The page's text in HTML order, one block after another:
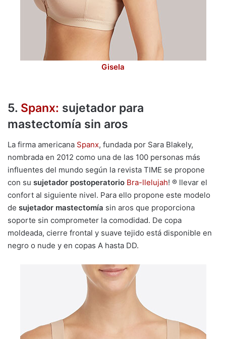
Gisela
5. Spanx: sujetador para
mastectomía sin aros
La firma americana Spanx, fundada por Sara Blakely,
nombrada en 2012 como una de las 100 personas más
influentes del mundo según la revista TIME se propone
con su sujetador postoperatorio Bra-llelujah! ® llevar el
confort al siguiente nivel. Para ello propone este modelo
de sujetador mastectomía sin aros que proporciona
soporte sin comprometer la comodidad. De copa
moldeada, cierre frontal y suave tejido está disponible en
negro o nude y en copas A hasta DD.